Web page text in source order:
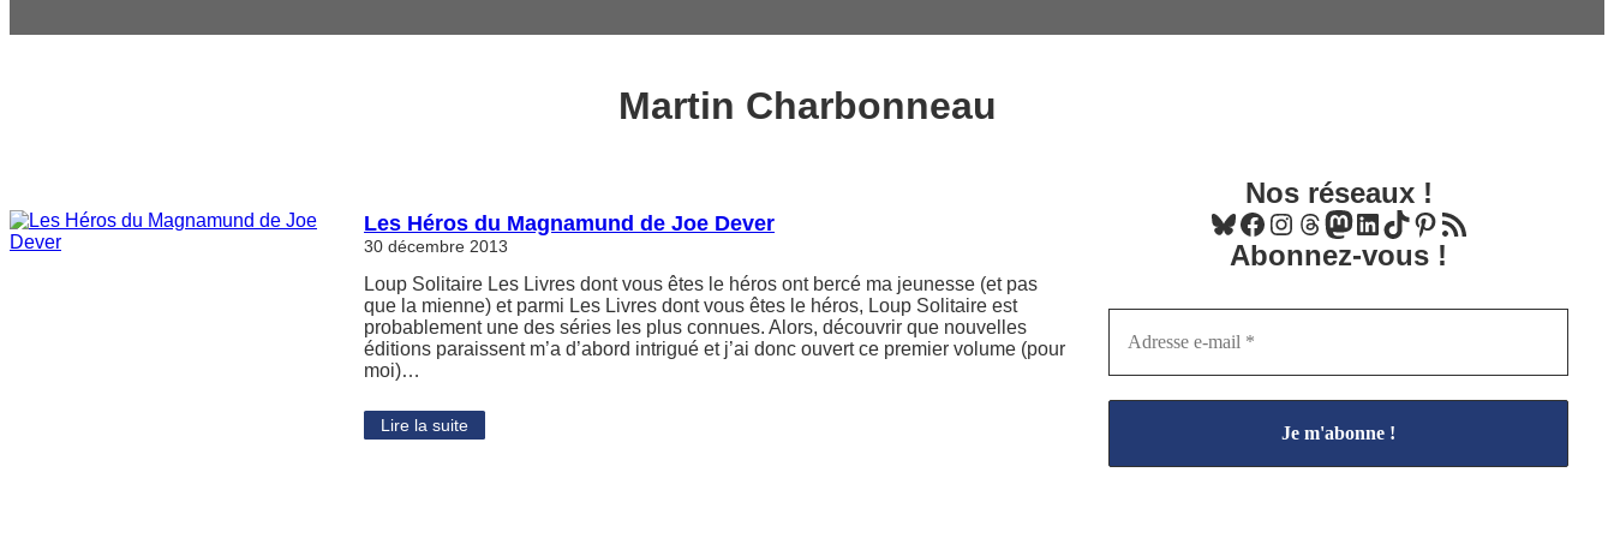
Martin Charbonneau
Les Héros du Magnamund de Joe Dever
30 décembre 2013
Loup Solitaire Les Livres dont vous êtes le héros ont bercé ma jeunesse (et pas
que la mienne) et parmi Les Livres dont vous êtes le héros, Loup Solitaire est
probablement une des séries les plus connues. Alors, découvrir que nouvelles
éditions paraissent m’a d’abord intrigué et j’ai donc ouvert ce premier volume (pour
moi)…
Lire la suite
Nos réseaux !
Bluesky Facebook Instagram Threads Mastodon LinkedIn TikTok Pinterest
Flux RSS
Abonnez-vous !